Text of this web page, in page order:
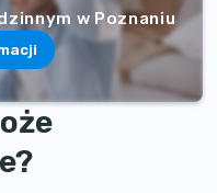
w Poznaniu